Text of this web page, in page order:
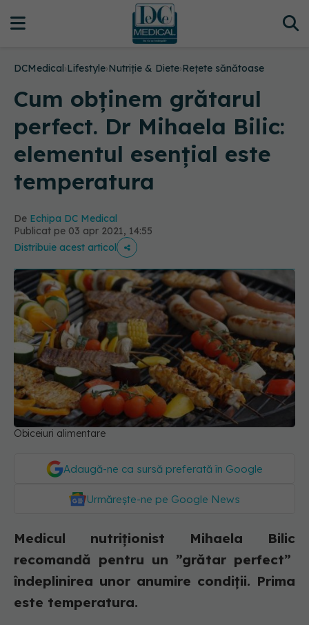
DCMedical›Lifestyle›Nutriție & Diete›Rețete sănătoase
Cum obținem grătarul
perfect. Dr Mihaela Bilic:
elementul esențial este
temperatura
De Echipa DC Medical
Publicat pe 03 apr 2021, 14:55
Distribuie acest articol
Obiceiuri alimentare
Adaugă-ne ca sursă preferată în Google
Urmărește-ne pe Google News
Medicul nutriționist Mihaela Bilic
recomandă pentru un ”grătar perfect”
îndeplinirea unor anumire condiții. Prima
este temperatura.